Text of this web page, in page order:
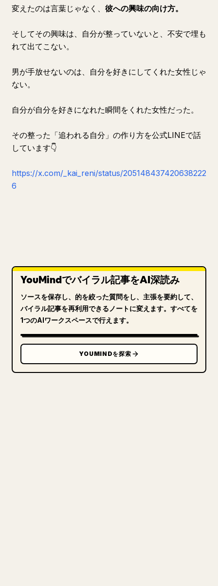
変えたのは言葉じゃなく、 彼への興味の向け方。
そしてその興味は、自分が整っていないと、不安で埋も
れて出てこない。
男が手放せないのは、自分を好きにしてくれた女性じゃ
ない。
自分が自分を好きになれた瞬間をくれた女性だった。
その整った「追われる自分」の作り方を公式LINEで話
しています👇
https://x.com/_kai_reni/status/205148437420638222
6
YouMindでバイラル記事をAI深読み
ソースを保存し、的を絞った質問をし、主張を要約して、
バイラル記事を再利用できるノートに変えます。すべてを
1つのAIワークスペースで行えます。
YOUMINDを探索